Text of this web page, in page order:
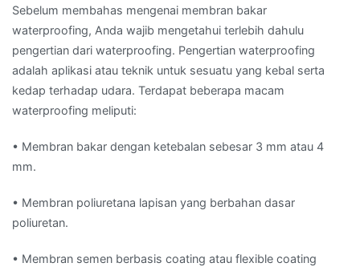
Sebelum membahas mengenai membran bakar
waterproofing, Anda wajib mengetahui terlebih dahulu
pengertian dari waterproofing. Pengertian waterproofing
adalah aplikasi atau teknik untuk sesuatu yang kebal serta
kedap terhadap udara. Terdapat beberapa macam
waterproofing meliputi:
• Membran bakar dengan ketebalan sebesar 3 mm atau 4
mm.
• Membran poliuretana lapisan yang berbahan dasar
poliuretan.
• Membran semen berbasis coating atau flexible coating